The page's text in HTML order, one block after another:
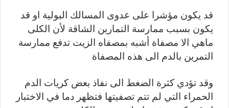
قد يكون مؤشرا على عدوى المسالك البولية او قد
يكون بسبب ممارسة التمارين الشاقة لأن الكلى
ماهي الا مصفاة أشبه بمصفاه الزيت تدفع ممارسة
التمرين بالدم الى هذه المصفاة
وقد تؤدي كثرة الضغط الى نفاذ بعض كريات الدم
الحمراء التي لم تتم تصفيتها فتظهر دما في الاختبار